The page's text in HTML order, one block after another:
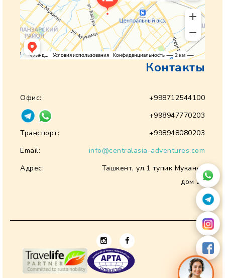
Контакты
Офис:
+998712544100
+998947770203
Транспорт:
+998948080203
Email:
info@centralasia-adventures.com
Адрес:
Ташкент, ул.1 тупик Муканна
дом 28